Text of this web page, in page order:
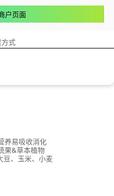
户页面
式
养易吸收消化
果&草本植物
豆、玉米、小麦